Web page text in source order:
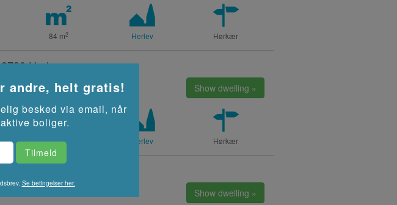
84 m2 Herlev Hørkær
Herlev
Show dwelling »
96m Herlev Hørkær
Show dwelling »
andre, helt gratis!
besked via email, når
boliger.
Se betingelser her.